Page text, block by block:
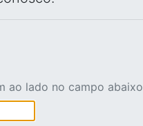
ao lado no campo abaixo